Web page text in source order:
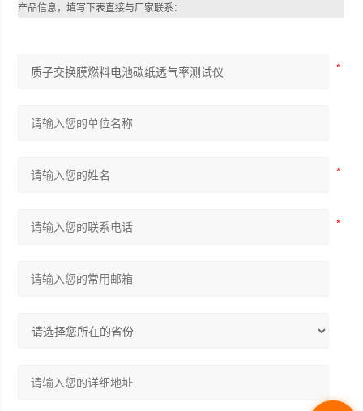
产品信息，填写下表直接与厂家联系：